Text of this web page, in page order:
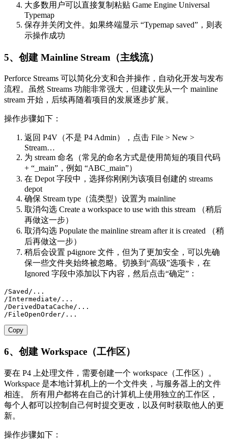
大多数用户可以直接复制粘贴 Game Engine Universal
Typemap
保存并关闭文件。如果终端显示 “Typemap saved”，则表
示操作成功
5、创建 Mainline Stream（主线流）
Perforce Streams 可以简化分支和合并操作，自动化开发与发布
流程。虽然 Streams 功能非常强大，但建议先从一个 mainline
stream 开始，后续再随着项目的发展逐步扩展。
操作步骤如下：
返回 P4V（不是 P4 Admin），点击 File > New >
Stream…
为 stream 命名（常见的命名方式是使用简短的项目代码
+ “_main”，例如 “ABC_main”）
在 Depot 字段中，选择你刚刚为该项目创建的 streams
depot
确保 Stream type（流类型）设置为 mainline
取消勾选 Create a workspace to use with this stream （稍后
再做这一步）
取消勾选 Populate the mainline stream after it is created （稍
后再做这一步）
稍后会设置 p4ignore 文件，但为了更加安全，可以先确
保一些文件夹始终被忽略。切换到“高级”选项卡，在
Ignored 字段中添加以下内容，然后点击“确定”：
/Saved/...
/Intermediate/...
/DerivedDataCache/...
/FileOpenOrder/...
Copy
6、创建 Workspace（工作区）
要在 P4 上处理文件，需要创建一个 workspace（工作区）。
Workspace 是本地计算机上的一个文件夹，与服务器上的文件
相连。 所有用户都将在自己的计算机上使用独立的工作区，
每个人都可以控制自己何时提交更改，以及何时获取他人的更
新。
操作步骤如下：